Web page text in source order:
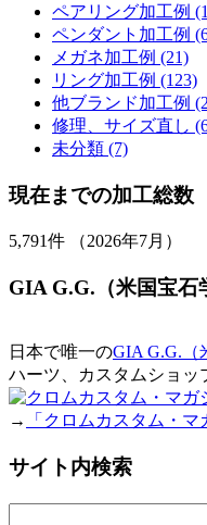
ペアリング加工例
ペンダント加工例
メガネ加工例 (21)
リング加工例 (123)
他ブランド加工例
修理、サイズ直し
未分類 (7)
現在までの加工総数
5,791件 （2026年7月）
GIA G.G.（米国宝石
日本で唯一のGIA G.G.（
ハーツ、カスタムショッ
→ 「クロムカスタム・
サイト内検索